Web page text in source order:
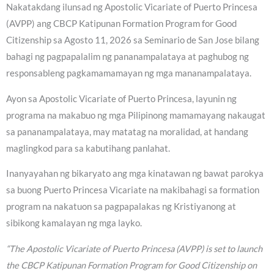
Nakatakdang ilunsad ng Apostolic Vicariate of Puerto Princesa
(AVPP) ang CBCP Katipunan Formation Program for Good
Citizenship sa Agosto 11, 2026 sa Seminario de San Jose bilang
bahagi ng pagpapalalim ng pananampalataya at paghubog ng
responsableng pagkamamamayan ng mga mananampalataya.
Ayon sa Apostolic Vicariate of Puerto Princesa, layunin ng
programa na makabuo ng mga Pilipinong mamamayang nakaugat
sa pananampalataya, may matatag na moralidad, at handang
maglingkod para sa kabutihang panlahat.
Inanyayahan ng bikaryato ang mga kinatawan ng bawat parokya
sa buong Puerto Princesa Vicariate na makibahagi sa formation
program na nakatuon sa pagpapalakas ng Kristiyanong at
sibikong kamalayan ng mga layko.
“The Apostolic Vicariate of Puerto Princesa (AVPP) is set to launch
the CBCP Katipunan Formation Program for Good Citizenship on